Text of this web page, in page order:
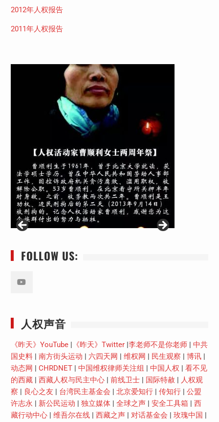
2012年人权报告
2011年人权报告
FOLLOW US:
人权声音
《昨天》YouTube| 《昨天》Twitter| 李老师不是你老师| 中共
国史料| 南方街头运动 六四天网 维权网 民生观察 博讯|
动态网
CHRDNET| 中国维权律师关注组 中国人权
看不见
的西藏| 西藏人权与民主中心| 前线卫士| 国际特赦
人权观
察
良心之友 台湾民主基金会 北京爱知行| 传知行| 公盟
许志永
新公民运动 独立媒体| 全球之声| 安全工具箱
西
藏行动中心| 维吾尔在线| 西藏之声| 对话基金会 玫瑰中国